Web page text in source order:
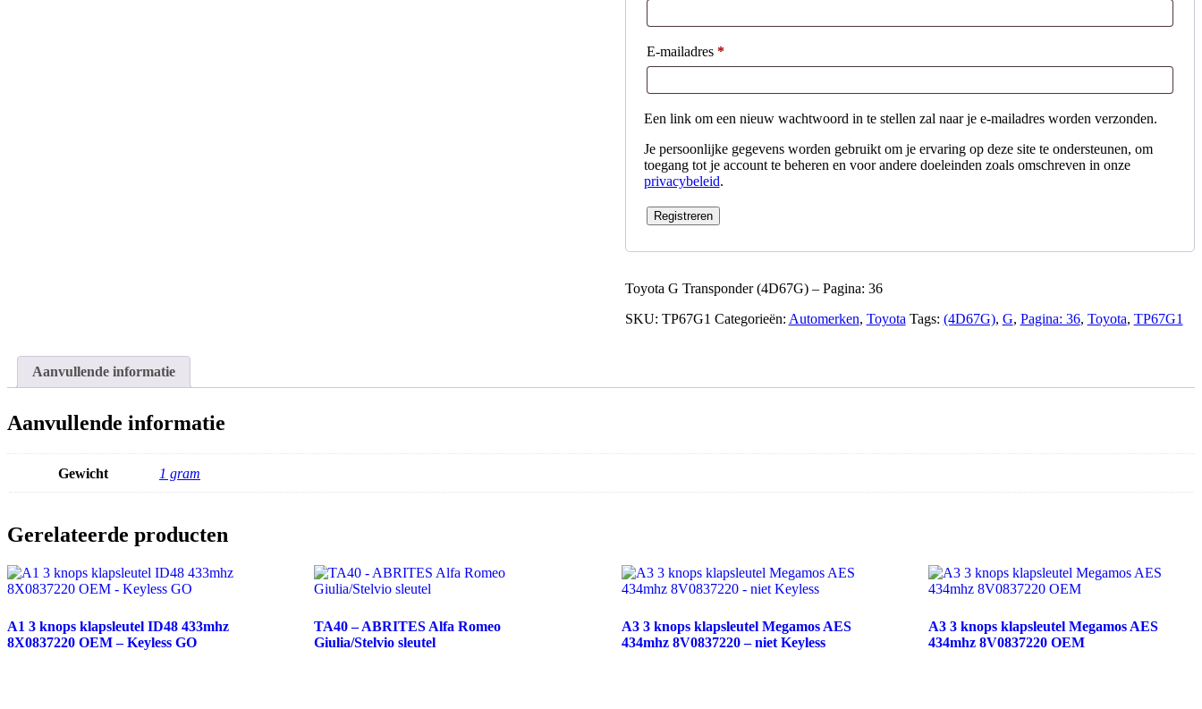
E-mailadres *
Een link om een nieuw wachtwoord in te stellen zal naar je e-mailadres worden verzonden.
Je persoonlijke gegevens worden gebruikt om je ervaring op deze site te ondersteunen, om
toegang tot je account te beheren en voor andere doeleinden zoals omschreven in onze
privacybeleid.
Registreren
Toyota G Transponder (4D67G) – Pagina: 36
SKU: TP67G1 Categorieën: Automerken, Toyota Tags: (4D67G), G, Pagina: 36, Toyota, TP67G1
Aanvullende informatie
Aanvullende informatie
Gewicht 1 gram
Gerelateerde producten
A1 3 knops klapsleutel ID48 433mhz
8X0837220 OEM – Keyless GO
TA40 – ABRITES Alfa Romeo
Giulia/Stelvio sleutel
A3 3 knops klapsleutel Megamos AES
434mhz 8V0837220 – niet Keyless
A3 3 knops klapsleutel Megamos AES
434mhz 8V0837220 OEM